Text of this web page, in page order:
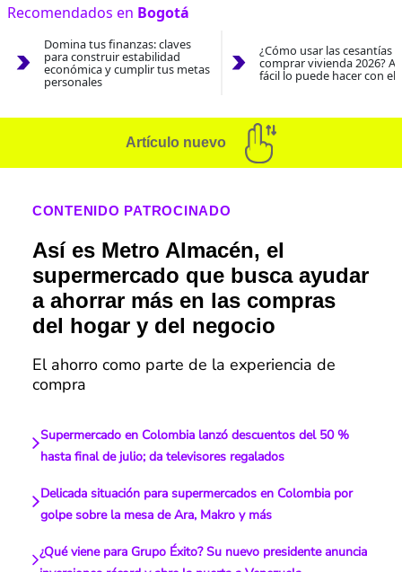
Recomendados en Bogotá
Domina tus finanzas: claves
para construir estabilidad
económica y cumplir tus metas
personales
¿Cómo usar las cesantías
comprar vivienda 2026?
fácil lo puede hacer con el
Artículo nuevo
CONTENIDO PATROCINADO
Así es Metro Almacén, el
supermercado que busca ayudar
a ahorrar más en las compras
del hogar y del negocio
El ahorro como parte de la experiencia de
compra
Supermercado en Colombia lanzó descuentos del 50 %
hasta final de julio; da televisores regalados
Delicada situación para supermercados en Colombia por
golpe sobre la mesa de Ara, Makro y más
¿Qué viene para Grupo Éxito? Su nuevo presidente anuncia